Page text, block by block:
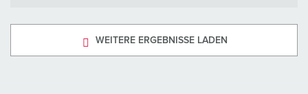
WEITERE ERGEBNISSE LADEN